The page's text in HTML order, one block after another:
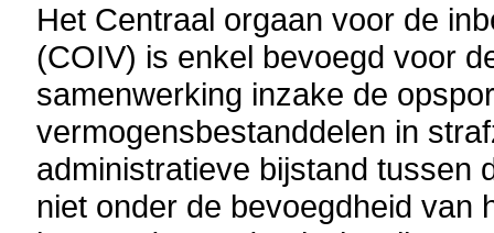
Het Centraal orgaan voor de
(COIV) is enkel bevoegd voor
samenwerking inzake de
vermogensbestanddelen in
administratieve bijstand tussen
niet onder de bevoegdheid van